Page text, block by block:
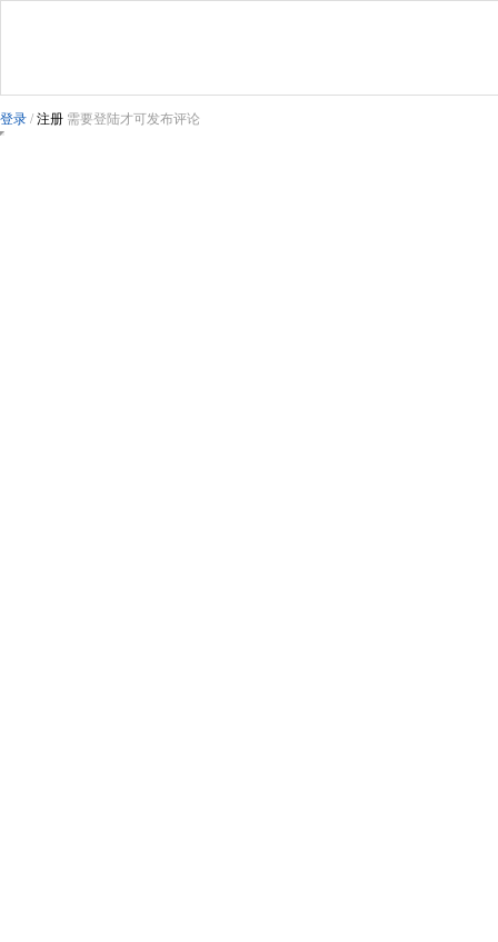
登录 / 注册 需要登陆才可发布评论